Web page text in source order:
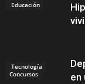
Educación
Concursos
Tecnología
en